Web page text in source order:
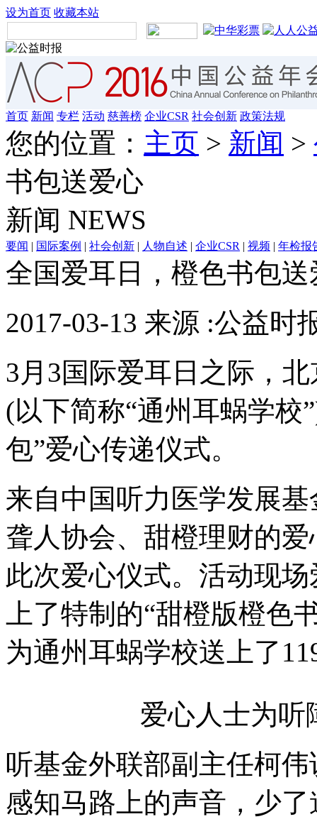
设为首页 收藏本站
首页 新闻 专栏 活动 慈善榜 企业CSR 社会创新 政策法规
您的位置： 主页 > 新闻 >
书包送爱心
新闻 NEWS
要闻 | 国际案例 | 社会创新 | 人物自述 | 企业CSR | 视频 | 年检报
全国爱耳日，橙色书包送
2017-03-13 来源 :公益时
3月3国际爱耳日之际，
(以下简称“通州耳蜗学校
包”爱心传递仪式。
来自中国听力医学发展
聋人协会、甜橙理财的
此次爱心仪式。活动现
上了特制的“甜橙版橙色
为通州耳蜗学校送上了
爱心人士为听
听基金外联部副主任柯
感知马路上的声音，少